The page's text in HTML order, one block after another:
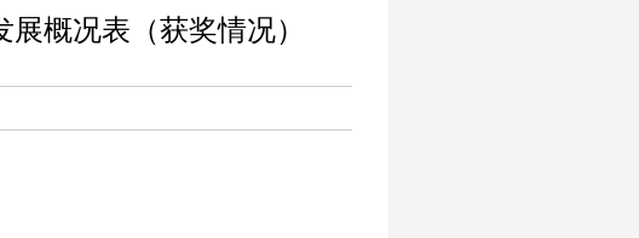
概况表（获奖情况）